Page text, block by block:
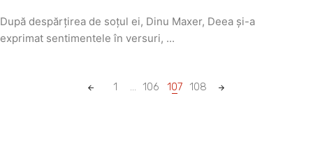
După despărțirea de soțul ei, Dinu Maxer, Deea și-a
exprimat sentimentele în versuri, ...
1 ... 106 107 108